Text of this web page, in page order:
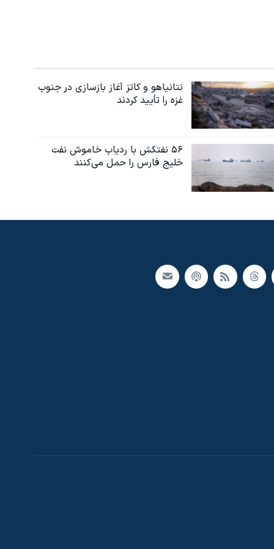
نتانیاهو و کاتز آغاز بازسازی در جنوب
غزه را تأیید کردند
۵۶ نفتکش با ردیاب خاموش نفت
خلیج فارس را حمل می‌کنند